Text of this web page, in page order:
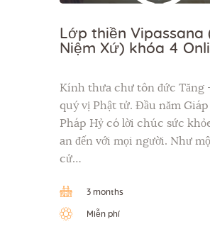
Lớp thiền Vipassana
Niệm Xứ) khóa 4
Kính thưa chư tôn đức Tăng
quý vị Phật tử. Đầu năm Giáp
Pháp Hỷ có lời chúc sức
an đến với mọi người. Như
cử…
3 months
Miễn phí